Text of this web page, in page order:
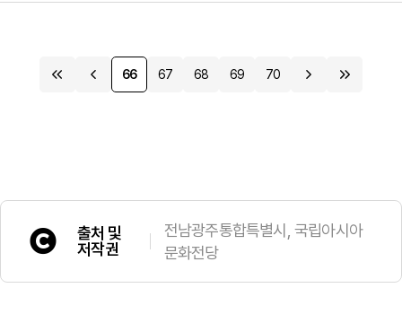
66 67 68 69 70
출처 및
저작권
전남광주통합특별시, 국립아시아
문화전당